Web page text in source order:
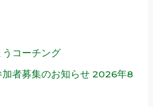
コーチング
加者募集のお知らせ 2026年8